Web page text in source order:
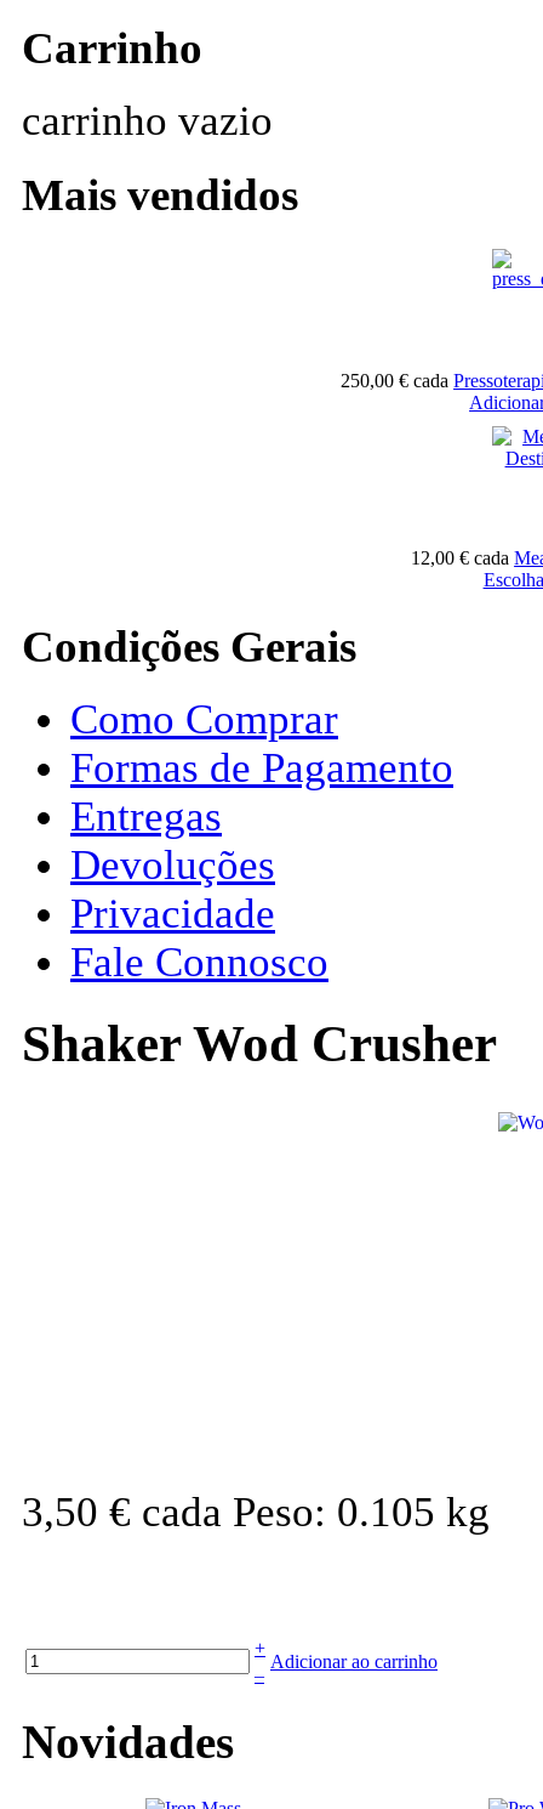
Carrinho
carrinho vazio
Mais vendidos
250,00 € cada
12,00 € cada
Condições Gerais
Como Comprar
Formas de Pagamento
Entregas
Devoluções
Privacidade
Fale Connosco
Shaker Wod Crusher
3,50 € cada Peso: 0.105 kg
+
Adicionar ao carrinho
–
Novidades